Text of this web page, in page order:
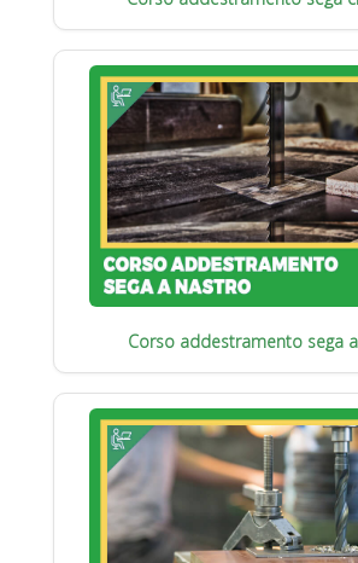
Corso addestramento sega